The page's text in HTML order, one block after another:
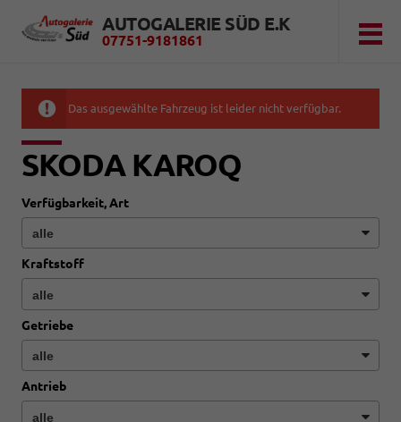
AUTOGALERIE SÜD E.K
07751-9181861
Das ausgewählte Fahrzeug ist leider nicht verfügbar.
SKODA KAROQ
Verfügbarkeit, Art
Kraftstoff
Getriebe
Antrieb